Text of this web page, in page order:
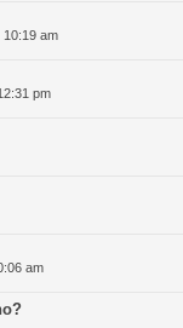
10:19 am
pm
am